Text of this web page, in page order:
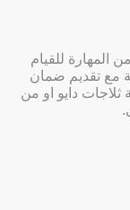
المهارة للقيام
مع تقديم ضمان
دايو او من